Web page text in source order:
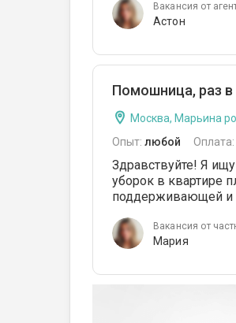
Вакансия от
Астон
Помошница, раз в
Москва, Марьина
Опыт: любой Оплата:
Здравствуйте! Я
уборок в квартире
поддерживающей и
Вакансия от
Мария